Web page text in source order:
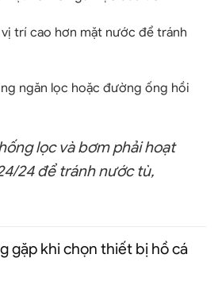
trí cao hơn mặt nước để tránh
ngăn lọc hoặc đường ống hồi
lọc và bơm phải hoạt
24 để tránh nước tù,
gặp khi chọn thiết bị hồ cá